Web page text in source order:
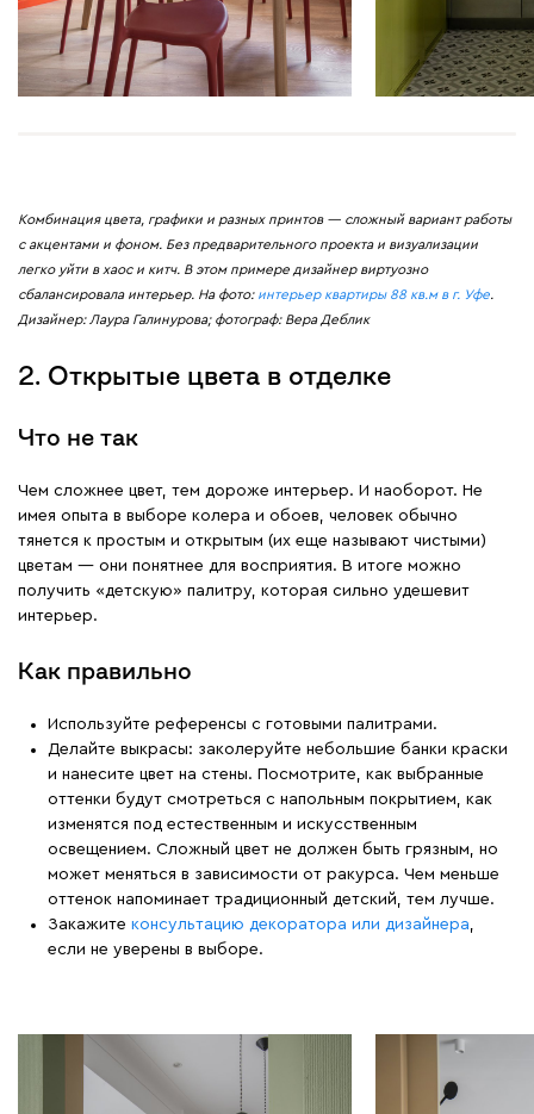
Комбинация цвета, графики и разных принтов — сложный вариант работы
с акцентами и фоном. Без предварительного проекта и визуализации
легко уйти в хаос и китч. В этом примере дизайнер виртуозно
сбалансировала интерьер. На фото: интерьер квартиры 88 кв.м в г. Уфе.
Дизайнер: Лаура Галинурова; фотограф: Вера Деблик
2. Открытые цвета в отделке
Что не так
Чем сложнее цвет, тем дороже интерьер. И наоборот. Не
имея опыта в выборе колера и обоев, человек обычно
тянется к простым и открытым (их еще называют чистыми)
цветам — они понятнее для восприятия. В итоге можно
получить «детскую» палитру, которая сильно удешевит
интерьер.
Как правильно
Используйте референсы с готовыми палитрами.
Делайте выкрасы: заколеруйте небольшие банки краски
и нанесите цвет на стены. Посмотрите, как выбранные
оттенки будут смотреться с напольным покрытием, как
изменятся под естественным и искусственным
освещением. Сложный цвет не должен быть грязным, но
может меняться в зависимости от ракурса. Чем меньше
оттенок напоминает традиционный детский, тем лучше.
Закажите консультацию декоратора или дизайнера,
если не уверены в выборе.